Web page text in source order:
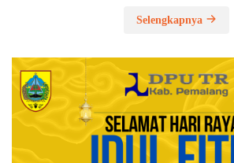
Selengkapnya